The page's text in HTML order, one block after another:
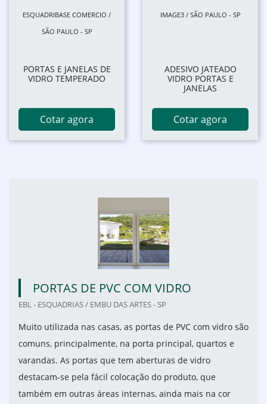
ESQUADRIBASE COMERCIO /
SÃO PAULO - SP
PORTAS E JANELAS DE
VIDRO TEMPERADO
Cotar agora
IMAGE3 / SÃO PAULO - SP
ADESIVO JATEADO
VIDRO PORTAS E
JANELAS
Cotar agora
PORTAS DE PVC COM VIDRO
EBL - ESQUADRIAS / EMBU DAS ARTES - SP
Muito utilizada nas casas, as portas de PVC com vidro são
comuns, principalmente, na porta principal, quartos e
varandas. As portas que tem aberturas de vidro
destacam-se pela fácil colocação do produto, que
também em outras áreas internas, ainda mais na cor